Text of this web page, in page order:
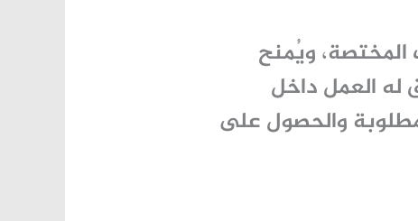
المختصة، ويُمنح
له العمل داخل
والحصول على